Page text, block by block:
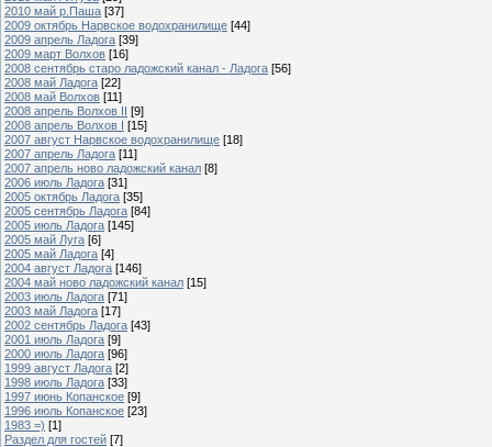
2010 май р.Паша [37]
2009 октябрь Нарвское водохранилище [44]
2009 апрель Ладога [39]
2009 март Волхов [16]
2008 сентябрь старо ладожский канал - Ладога [56]
2008 май Ладога [22]
2008 май Волхов [11]
2008 апрель Волхов II [9]
2008 апрель Волхов I [15]
2007 август Нарвское водохранилище [18]
2007 апрель Ладога [11]
2007 апрель ново ладожский канал [8]
2006 июль Ладога [31]
2005 октябрь Ладога [35]
2005 сентябрь Ладога [84]
2005 июль Ладога [145]
2005 май Луга [6]
2005 май Ладога [4]
2004 август Ладога [146]
2004 май ново ладожский канал [15]
2003 июль Ладога [71]
2003 май Ладога [17]
2002 сентябрь Ладога [43]
2001 июль Ладога [9]
2000 июль Ладога [96]
1999 август Ладога [2]
1998 июль Ладога [33]
1997 июнь Копанское [9]
1996 июль Копанское [23]
1983 =) [1]
Раздел для гостей [7]